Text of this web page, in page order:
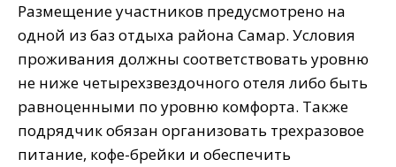
Размещение участников предусмотрено на
одной из баз отдыха района Самар. Условия
проживания должны соответствовать уровню
не ниже четырехзвездочного отеля либо быть
равноценными по уровню комфорта. Также
подрядчик обязан организовать трехразовое
питание, кофе-брейки и обеспечить